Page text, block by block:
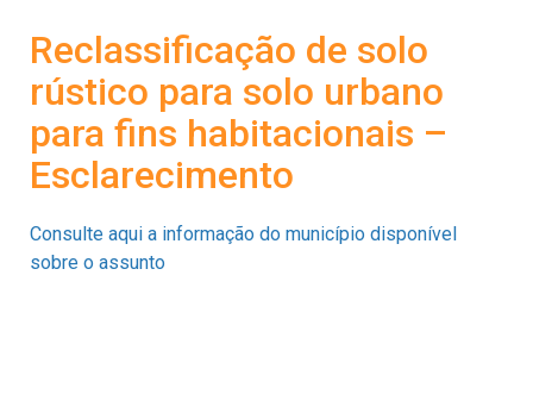
Reclassificação de solo
rústico para solo urbano
para fins habitacionais –
Esclarecimento
Consulte aqui a informação do município disponível
sobre o assunto